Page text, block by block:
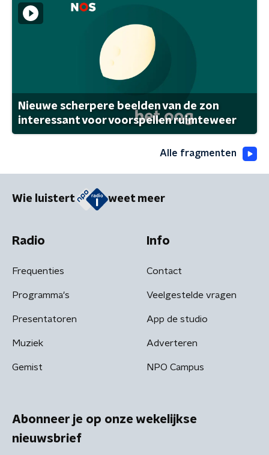
Nieuwe scherpere beelden van de zon
interessant voor voorspellen ruimteweer
Alle fragmenten
Wie luistert weet meer
Radio
Frequenties
Programma's
Presentatoren
Muziek
Gemist
Info
Contact
Veelgestelde vragen
App de studio
Adverteren
NPO Campus
Abonneer je op onze wekelijkse
nieuwsbrief